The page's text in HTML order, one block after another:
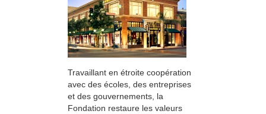
Travaillant en étroite coopération
avec des écoles, des entreprises
et des gouvernements, la
Fondation restaure les valeurs